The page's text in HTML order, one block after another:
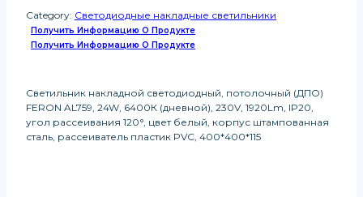
Category: Светодиодные накладные светильники
Получить Информацию О Продукте
Получить Информацию О Продукте
Светильник накладной светодиодный, потолочный (ДПО)
FERON AL759, 24W, 6400К (дневной), 230V, 1920Lm, IP20,
угол рассеивания 120°, цвет белый, корпус штампованная
сталь, рассеиватель пластик PVC, 400*400*115